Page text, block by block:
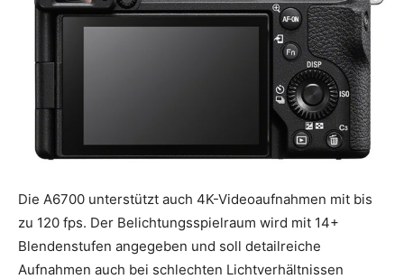
Die A6700 unterstützt auch 4K-Videoaufnahmen mit bis
zu 120 fps. Der Belichtungsspielraum wird mit 14+
Blendenstufen angegeben und soll detailreiche
Aufnahmen auch bei schlechten Lichtverhältnissen